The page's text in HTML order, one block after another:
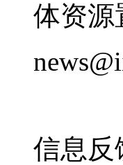
体资源
信息反